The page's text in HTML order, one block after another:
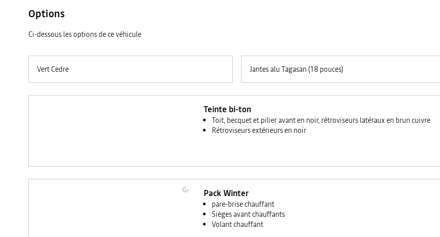
Options
Ci-dessous les options de ce véhicule
Vert Cedre Jantes alu Tagasan (18 pouces)
Teinte bi-ton
Toit, becquet et pilier avant en noir, rétroviseurs latéraux en brun cuivre
Rétroviseurs extérieurs en noir
Pack Winter
pare-brise chauffant
Sièges avant chauffants
Volant chauffant